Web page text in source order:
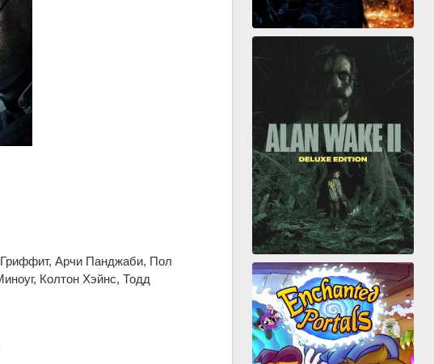
Арчи Панджаби, Пол
Колтон Хэйнс, Тодд